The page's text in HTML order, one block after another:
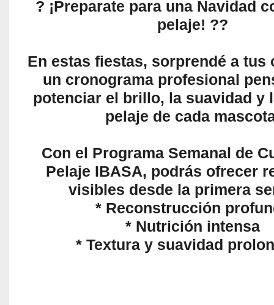
? ¡Preparate para una Navidad
pelaje! ??
En estas fiestas, sorprendé a tus
un cronograma profesional
potenciar el brillo, la suavidad y
pelaje de cada
Con el Programa Semanal de
Pelaje IBASA, podrás ofrecer
visibles desde la primera
* Reconstrucción
* Nutrición intensa
* Textura y suavidad